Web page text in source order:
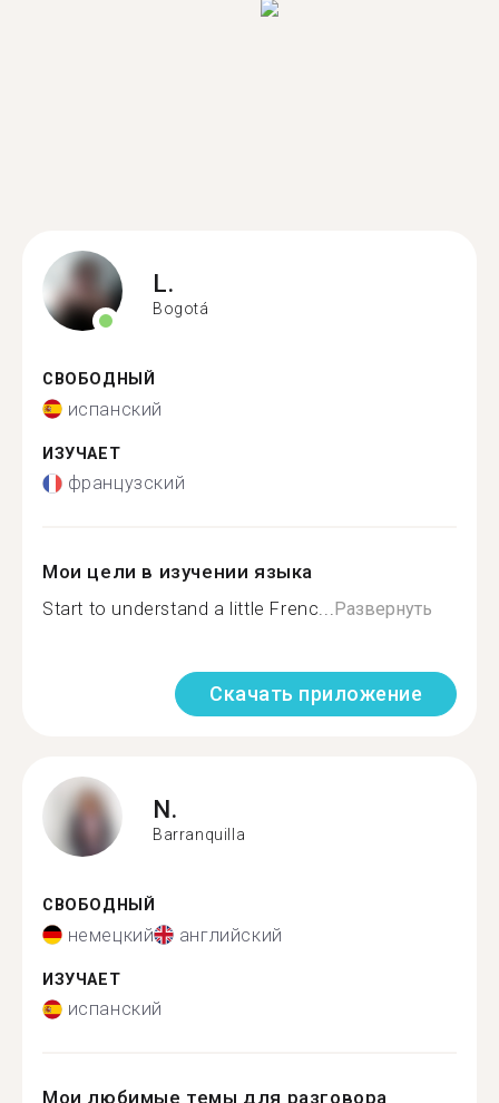
L.
Bogotá
СВОБОДНЫЙ
испанский
ИЗУЧАЕТ
французский
Мои цели в изучении языка
Start to understand a little Frenc...Развернуть
Скачать приложение
N.
Barranquilla
СВОБОДНЫЙ
немецкий английский
ИЗУЧАЕТ
испанский
Мои любимые темы для разговора